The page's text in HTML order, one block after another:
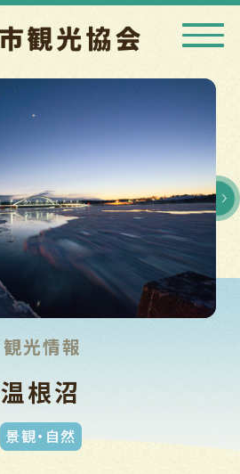
観光情報
温根沼
景観・自然